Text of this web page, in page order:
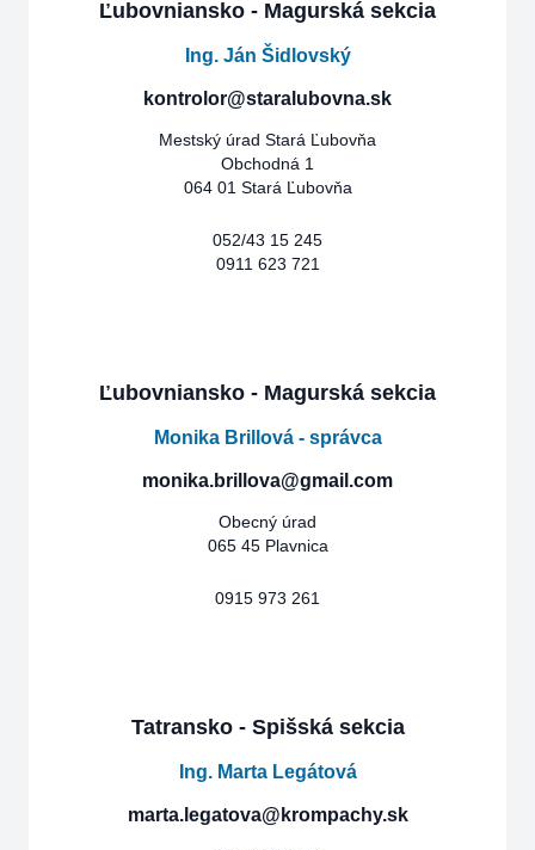
Ľubovniansko - Magurská sekcia
Ing. Ján Šidlovský
kontrolor@staralubovna.sk
Mestský úrad Stará Ľubovňa
Obchodná 1
064 01 Stará Ľubovňa
052/43 15 245
0911 623 721
Ľubovniansko - Magurská sekcia
Monika Brillová - správca
monika.brillova@gmail.com
Obecný úrad
065 45 Plavnica
0915 973 261
Tatransko - Spišská sekcia
Ing. Marta Legátová
marta.legatova@krompachy.sk